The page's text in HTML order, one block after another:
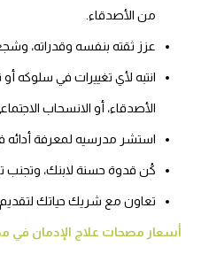
من الأصدقاء.
عزز ثقته بنفسه وقدراته،
انتبه لأي تغييرات في سلوكه
الأصدقاء، أو الانسحاب
استشر مدرسيه لمعرفة أدائه
كُن قدوة حسنة لابنك، وتجنب
تعاون مع شريك حياتك
أسعار مصحات علاج الإدمان في